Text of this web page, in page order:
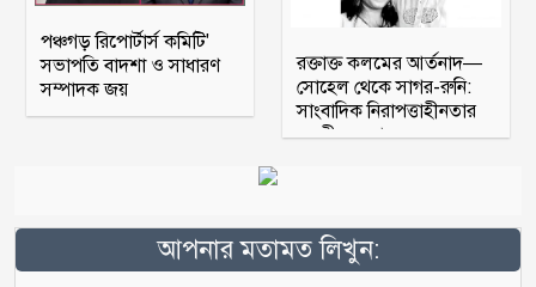
পঞ্চগড় রিপোর্টার্স কমিটি'
সভাপতি বাদশা ও সাধারণ
সম্পাদক জয়
রক্তাক্ত কলমের আর্তনাদ—
সোহেল থেকে সাগর-রুনি:
সাংবাদিক নিরাপত্তাহীনতার
অন্তহীন অধ্যায়।।
আপনার মতামত লিখুন: